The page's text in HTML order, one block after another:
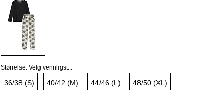
Størrelse:Velg vennligst...
36/38 (S) 40/42 (M) 44/46 (L) 48/50 (XL)